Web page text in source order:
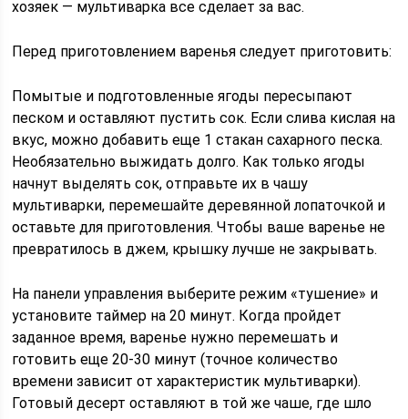
хозяек — мультиварка все сделает за вас.
Перед приготовлением варенья следует приготовить:
Помытые и подготовленные ягоды пересыпают
песком и оставляют пустить сок. Если слива кислая на
вкус, можно добавить еще 1 стакан сахарного песка.
Необязательно выжидать долго. Как только ягоды
начнут выделять сок, отправьте их в чашу
мультиварки, перемешайте деревянной лопаточкой и
оставьте для приготовления. Чтобы ваше варенье не
превратилось в джем, крышку лучше не закрывать.
На панели управления выберите режим «тушение» и
установите таймер на 20 минут. Когда пройдет
заданное время, варенье нужно перемешать и
готовить еще 20-30 минут (точное количество
времени зависит от характеристик мультиварки).
Готовый десерт оставляют в той же чаше, где шло